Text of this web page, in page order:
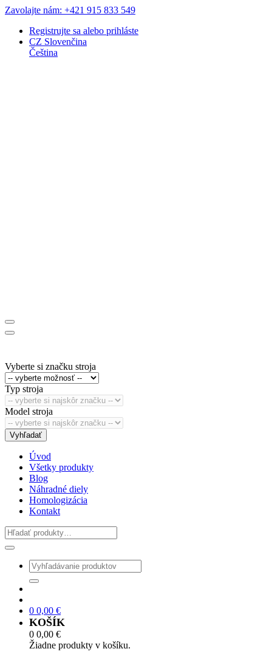
Zavolajte nám: +421 915 833 549
Registrujte sa alebo prihláste
CZ Slovenčina
Čeština
Vyberte si značku stroja
Typ stroja
Model stroja
Vyhľadať
Úvod
Všetky produkty
Blog
Náhradné diely
Homologizácia
Kontakt
0 0,00 €
KOŠÍK
0 0,00 €
Žiadne produkty v košíku.